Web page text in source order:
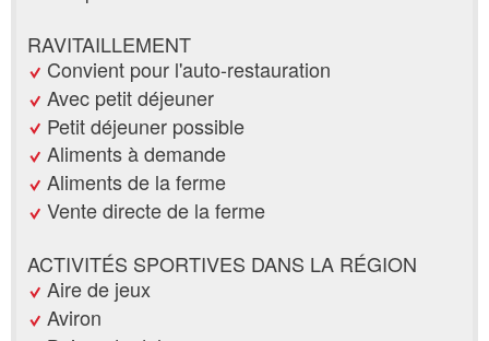
RAVITAILLEMENT
Convient pour l'auto-restauration
Avec petit déjeuner
Petit déjeuner possible
Aliments à demande
Aliments de la ferme
Vente directe de la ferme
ACTIVITÉS SPORTIVES DANS LA RÉGION
Aire de jeux
Aviron